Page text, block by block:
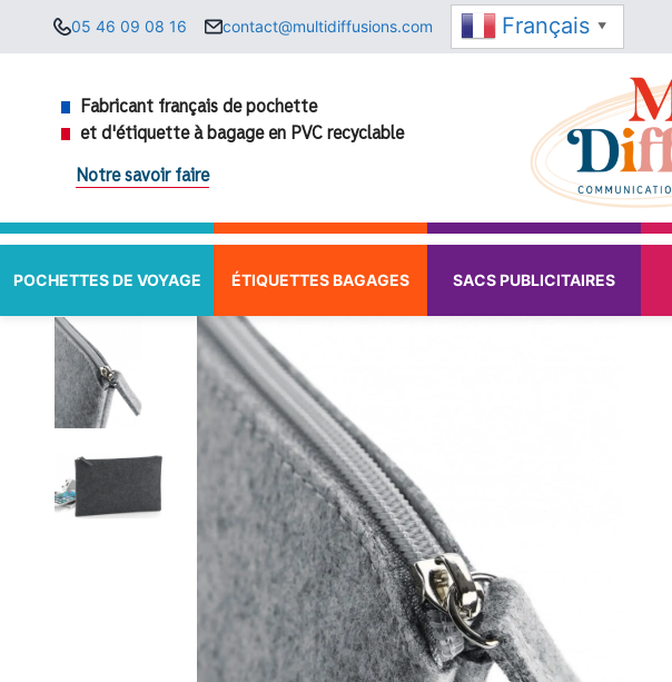
05 46 09 08 16 contact@multidiffusions.com Français ▼
Fabricant français de pochette
et d'étiquette à bagage en PVC recyclable
Notre savoir faire
POCHETTES DE VOYAGE ÉTIQUETTES BAGAGES SACS PUBLICITAIRES